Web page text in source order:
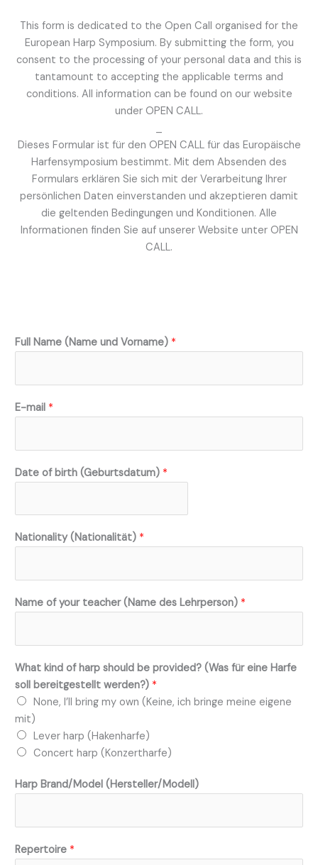
This form is dedicated to the Open Call organised for the
European Harp Symposium. By submitting the form, you
consent to the processing of your personal data and this is
tantamount to accepting the applicable terms and
conditions. All information can be found on our website
under OPEN CALL.
Dieses Formular ist für den OPEN CALL für das Europäische
Harfensymposium bestimmt. Mit dem Absenden des
Formulars erklären Sie sich mit der Verarbeitung Ihrer
persönlichen Daten einverstanden und akzeptieren damit
die geltenden Bedingungen und Konditionen. Alle
Informationen finden Sie auf unserer Website unter OPEN
CALL.
Full Name (Name und Vorname) *
E-mail *
Date of birth (Geburtsdatum) *
Nationality (Nationalität) *
Name of your teacher (Name des Lehrperson) *
(
k
(
)
(
e
b
What kind of harp should be provided? (Was für eine Harfe
soll bereitgestellt werden?) *
None, I’ll bring my own (Keine, ich bringe meine eigene
mit)
Lever harp (Hakenharfe)
Concert harp (Konzertharfe)
Harp Brand/Model (Hersteller/Modell)
Repertoire *